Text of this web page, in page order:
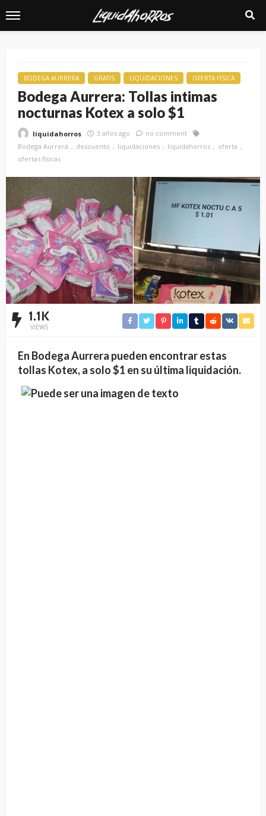
BODEGA AURRERA GRATIS LIQUIDACIONES OFERTA FISICA
Bodega Aurrera: Tollas intimas
nocturnas Kotex a solo $1
liquidahorros 3 años ago
no comment
Bodega Aurrerá
descuento liquidaciones liquidahorros
oferta
ofertas fisicas
1.1K
VIEWS
En Bodega Aurrera pueden encontrar estas
tollas Kotex, a solo $1 en su última liquidación.